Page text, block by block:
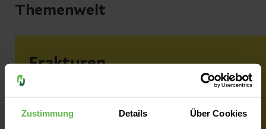
Zustimmung Details Über Cookies
Themenwelt
Frakturen